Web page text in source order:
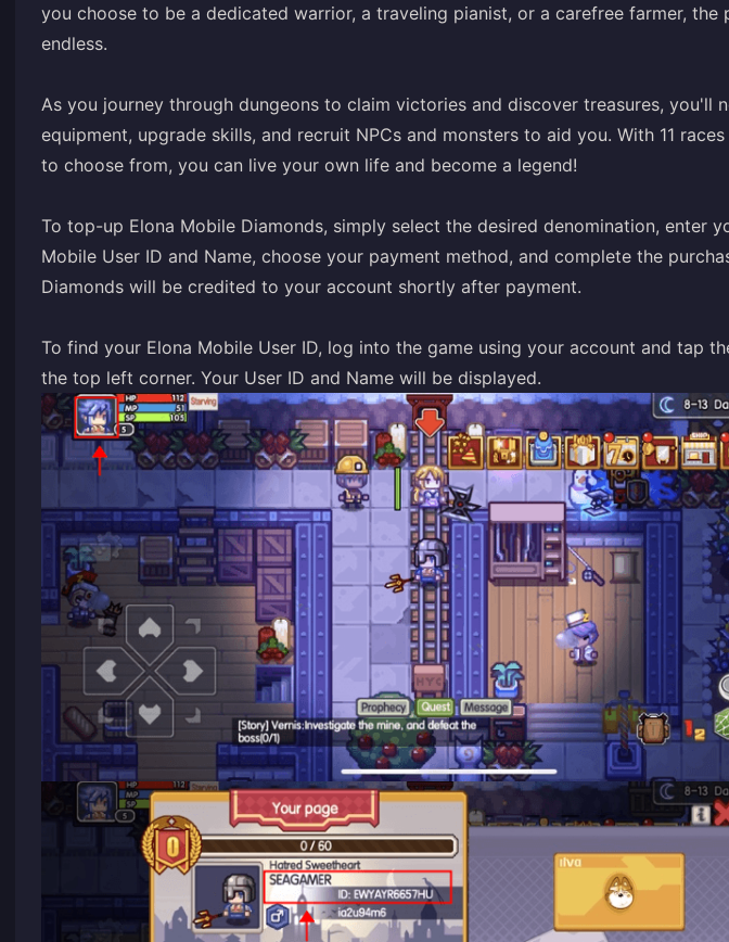
you choose to be a dedicated warrior, a traveling pianist, or a carefree farmer, the
endless.
As you journey through dungeons to claim victories and discover treasures, you'll
equipment, upgrade skills, and recruit NPCs and monsters to aid you. With 11 races
to choose from, you can live your own life and become a legend!
To top-up Elona Mobile Diamonds, simply select the desired denomination, enter
Mobile User ID and Name, choose your payment method, and complete the
Diamonds will be credited to your account shortly after payment.
To find your Elona Mobile User ID, log into the game using your account and tap
the top left corner. Your User ID and Name will be displayed.